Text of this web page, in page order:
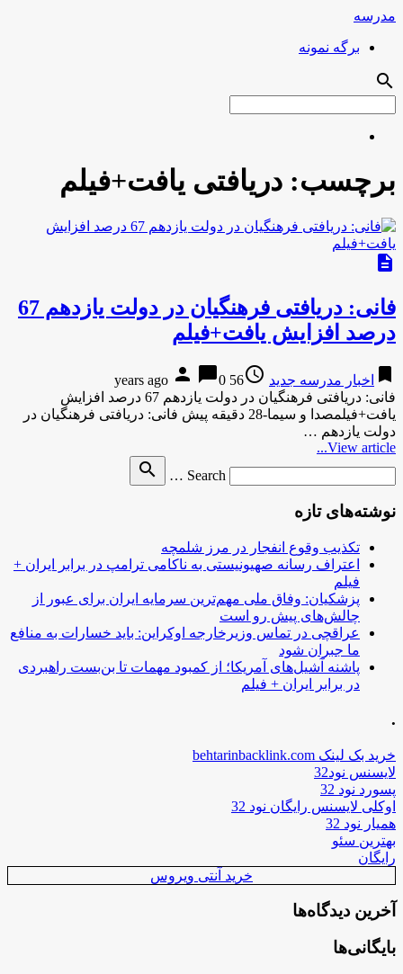
مدرسه
برگه نمونه
search
برچسب: دریافتی یافت+فیلم
description
فانی: دریافتی فرهنگیان در دولت یازدهم 67
درصد افزایش یافت+فیلم
bookmark اخبار مدرسه جدید access_time
56 years ago
person chat_bubble0
فانی: دریافتی فرهنگیان در دولت یازدهم 67 درصد افزایش
یافت+فیلمصدا و سیما-28 دقیقه پیش فانی: دریافتی فرهنگیان در
دولت یازدهم …
View article...
Search …
search
نوشته‌های تازه
تکذیب وقوع انفجار در مرز شلمچه
اعتراف رسانه صهیونیستی به ناکامی ترامپ در برابر ایران +
فیلم
پزشکیان: وفاق ملی مهم‌ترین سرمایه ایران برای عبور از
چالش‌های پیش رو است
عراقچی در تماس وزیرخارجه اوکراین: باید خسارات به منافع
ما جبران شود
پاشنه آشیل‌های آمریکا؛ از کمبود مهمات تا بن‌بست راهبردی
در برابر ایران + فیلم
.
خرید بک لینک behtarinbacklink.com
لایسنس نود32
پسورد نود 32
اوکلی لایسنس رایگان نود 32
همیار نود 32
بهترین سئو
رایگان
خرید آنتی ویروس
آخرین دیدگاه‌ها
بایگانی‌ها